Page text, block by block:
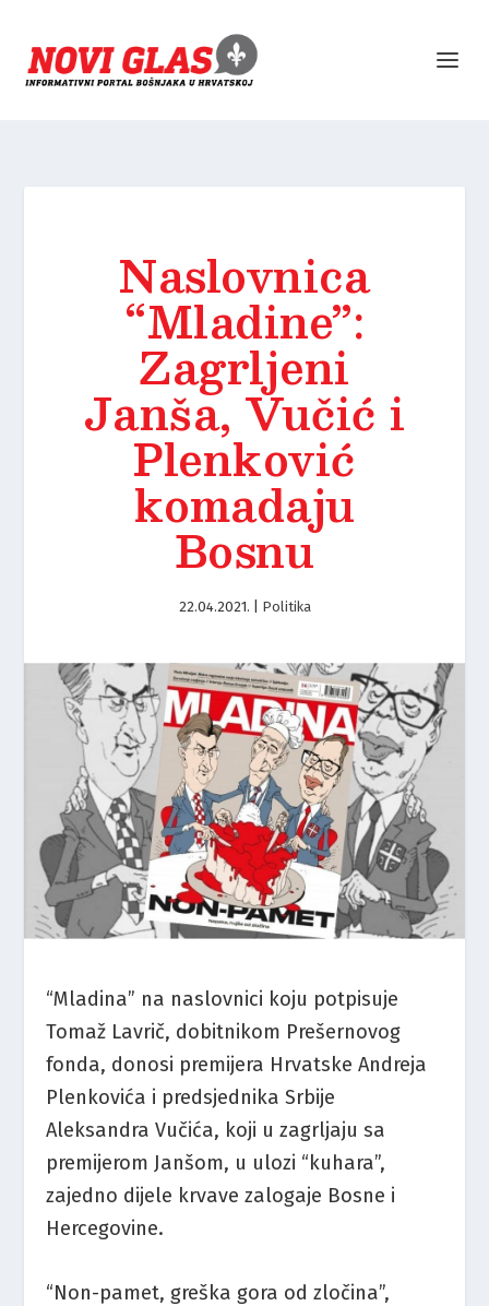
Naslovnica
“Mladine”:
Zagrljeni
Janša, Vučić i
Plenković
komadaju
Bosnu
22.04.2021. Politika
“Mladina” na naslovnici koju potpisuje
Tomaž Lavrič, dobitnikom Prešernovog
fonda, donosi premijera Hrvatske Andreja
Plenkovića i predsjednika Srbije
Aleksandra Vučića, koji u zagrljaju sa
premijerom Janšom, u ulozi “kuhara”,
zajedno dijele krvave zalogaje Bosne i
Hercegovine.
“Non-pamet, greška gora od zločina”,